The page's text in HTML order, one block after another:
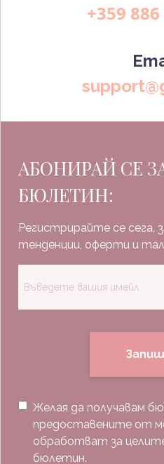
+359
АБОНИРАЙ СЕ
БЮЛЕТИН:
Регистрирайте се сега,
тенденции, оферти и
Желая да получавам
предоставените от
обработват за
бюлетин.